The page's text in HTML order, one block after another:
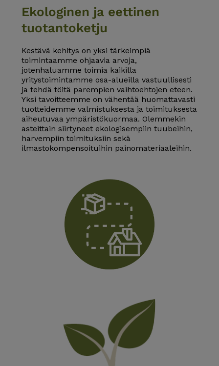
Ekologinen ja eettinen
tuotantoketju
Kestävä kehitys on yksi tärkeimpiä
toimintaamme ohjaavia arvoja,
jotenhaluamme toimia kaikilla
yritystoimintamme osa-alueilla vastuullisesti
ja tehdä töitä parempien vaihtoehtojen eteen.
Yksi tavoitteemme on vähentää huomattavasti
tuotteidemme valmistuksesta ja toimituksesta
aiheutuvaa ympäristökuormaa. Olemmekin
asteittain siirtyneet ekologisempiin tuubeihin,
harvempiin toimituksiin sekä
ilmastokompensoituihin painomateriaaleihin.